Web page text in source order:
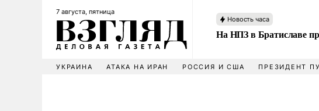
7 августа, пятница
Новость часа
На НПЗ в Братиславе
УКРАИНА АТАКА НА ИРАН РОССИЯ И США ПРЕЗИДЕНТ